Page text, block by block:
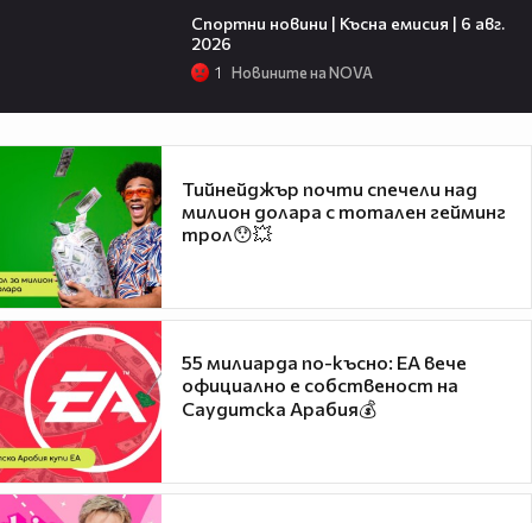
Спортни новини | Късна емисия | 6 авг.
2026
1 Новините на NOVA
Тийнейджър почти спечели над
милион долара с тотален гейминг
трол😯💥
55 милиарда по-късно: EA вече
официално е собственост на
Саудитска Арабия💰